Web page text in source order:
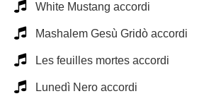
White Mustang accordi
Mashalem Gesù Gridò accordi
Les feuilles mortes accordi
Lunedì Nero accordi